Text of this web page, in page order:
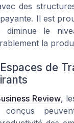
des
Il est
diminue le
la
de
Review,